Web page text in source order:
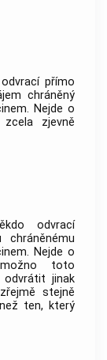
přímo
chráněný
. Nejde o
zjevně
odvrací
. Nejde o
toto
odvrátit jinak
stejně
ten, který